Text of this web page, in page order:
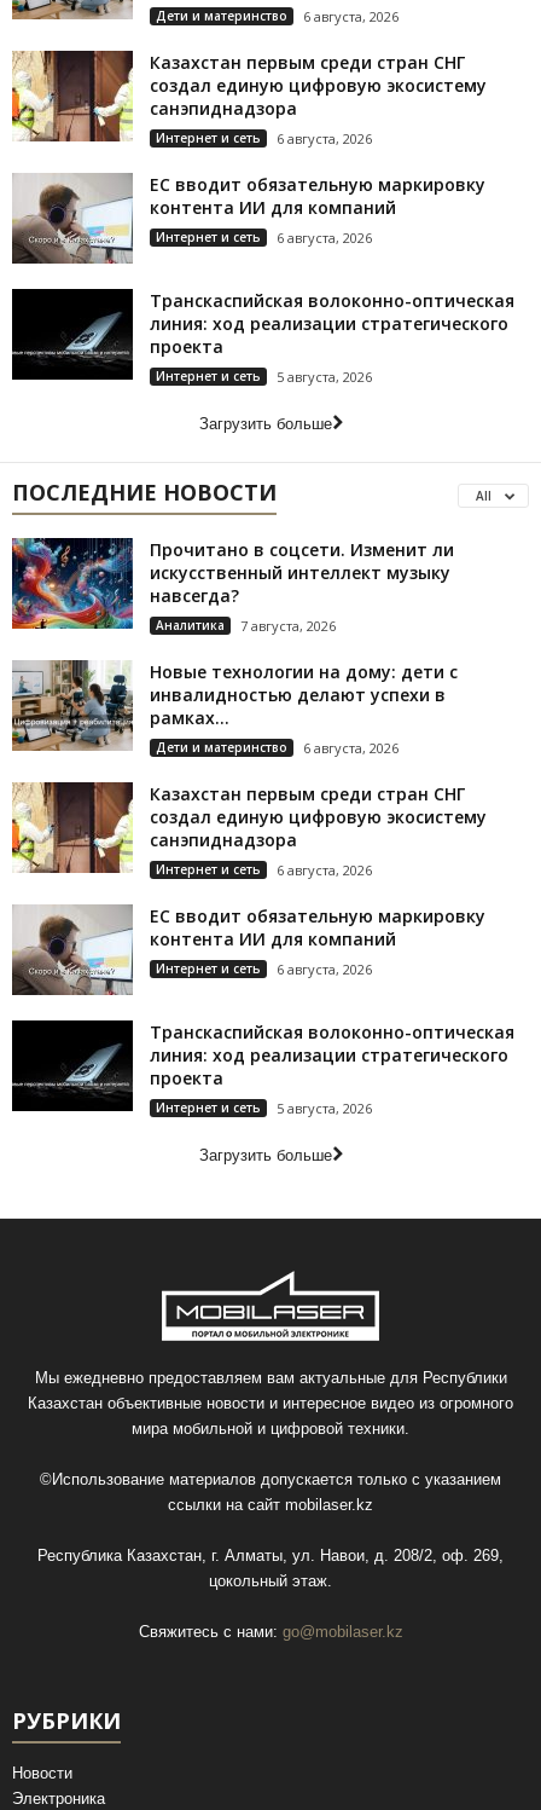
Дети и материнство 6 августа, 2026
Казахстан первым среди стран СНГ
создал единую цифровую экосистему
санэпиднадзора
Интернет и сеть 6 августа, 2026
ЕС вводит обязательную маркировку
контента ИИ для компаний
Интернет и сеть 6 августа, 2026
Транскаспийская волоконно-оптическая
линия: ход реализации стратегического
проекта
Интернет и сеть 5 августа, 2026
Загрузить больше
ПОСЛЕДНИЕ НОВОСТИ All
Прочитано в соцсети. Изменит ли
искусственный интеллект музыку
навсегда?
Аналитика 7 августа, 2026
Новые технологии на дому: дети с
инвалидностью делают успехи в
рамках...
Дети и материнство 6 августа, 2026
Казахстан первым среди стран СНГ
создал единую цифровую экосистему
санэпиднадзора
Интернет и сеть 6 августа, 2026
ЕС вводит обязательную маркировку
контента ИИ для компаний
Интернет и сеть 6 августа, 2026
Транскаспийская волоконно-оптическая
линия: ход реализации стратегического
проекта
Интернет и сеть 5 августа, 2026
Загрузить больше
Мы ежедневно предоставляем вам актуальные для Республики
Казахстан объективные новости и интересное видео из огромного
мира мобильной и цифровой техники.
©Использование материалов допускается только с указанием
ссылки на сайт mobilaser.kz
Республика Казахстан, г. Алматы, ул. Навои, д. 208/2, оф. 269,
цокольный этаж.
Свяжитесь с нами: go@mobilaser.kz
РУБРИКИ
Новости
Электроника